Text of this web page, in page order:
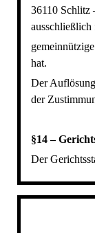
36110 Schlitz
ausschließlich
hat.
Der
der
§14 –
Der